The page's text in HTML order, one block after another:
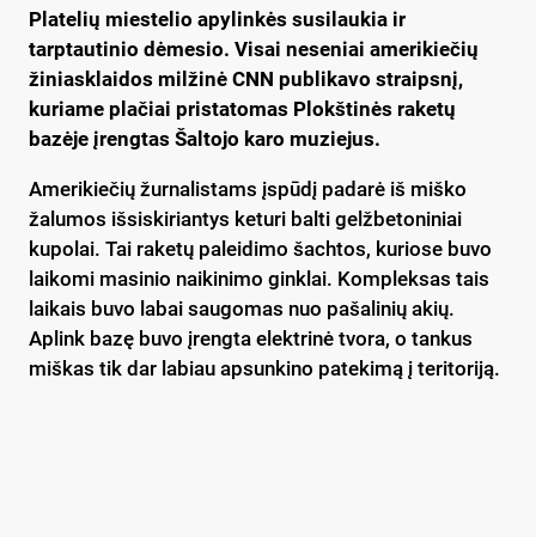
Platelių miestelio apylinkės susilaukia ir
tarptautinio dėmesio. Visai neseniai amerikiečių
žiniasklaidos milžinė CNN publikavo straipsnį,
kuriame plačiai pristatomas Plokštinės raketų
bazėje įrengtas Šaltojo karo muziejus.
Amerikiečių žurnalistams įspūdį padarė iš miško
žalumos išsiskiriantys keturi balti gelžbetoniniai
kupolai. Tai raketų paleidimo šachtos, kuriose buvo
laikomi masinio naikinimo ginklai. Kompleksas tais
laikais buvo labai saugomas nuo pašalinių akių.
Aplink bazę buvo įrengta elektrinė tvora, o tankus
miškas tik dar labiau apsunkino patekimą į teritoriją.